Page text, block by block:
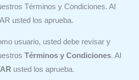
Términos y Condiciones. Al
usted los aprueba.
usuario, usted debe revisar y
Términos y Condiciones. Al
usted los aprueba.